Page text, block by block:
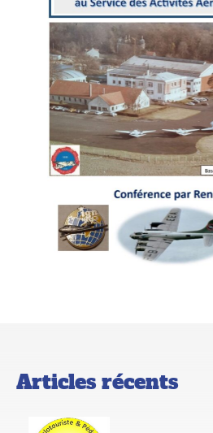
Articles récents